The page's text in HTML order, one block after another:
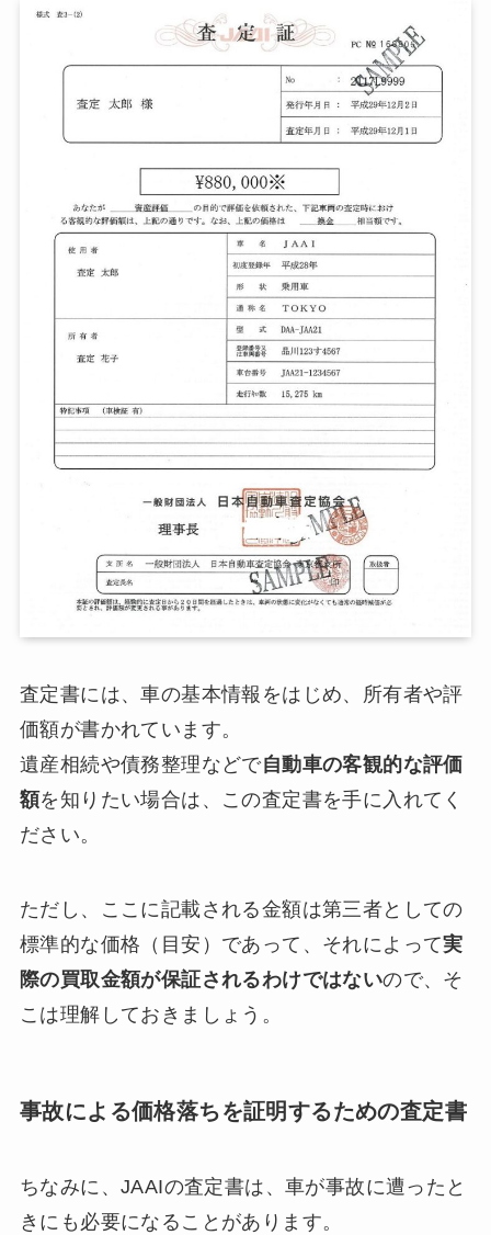
査定書には、車の基本情報をはじめ、所有者や評
価額が書かれています。
遺産相続や債務整理などで自動車の客観的な評価
額を知りたい場合は、この査定書を手に入れてく
ださい。
ただし、ここに記載される金額は第三者としての
標準的な価格（目安）であって、それによって実
際の買取金額が保証されるわけではないので、そ
こは理解しておきましょう。
事故による価格落ちを証明するための査定書
ちなみに、JAAIの査定書は、車が事故に遭ったと
きにも必要になることがあります。